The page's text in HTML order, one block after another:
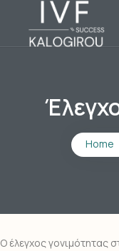
Home
Ο έλεγχος γονιμότητας